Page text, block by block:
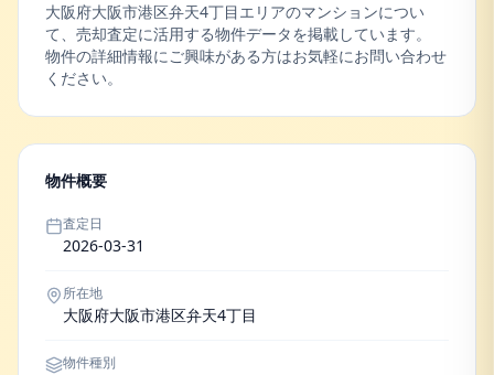
大阪府大阪市港区弁天4丁目エリアのマンションについ
て、売却査定に活用する物件データを掲載しています。
物件の詳細情報にご興味がある方はお気軽にお問い合わせ
ください。
物件概要
査定日
2026-03-31
所在地
大阪府大阪市港区弁天4丁目
物件種別